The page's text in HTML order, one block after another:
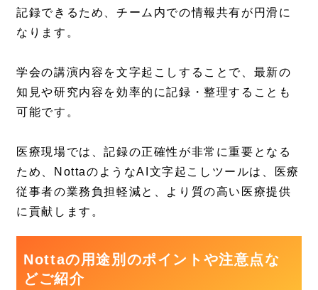
記録できるため、チーム内での情報共有が円滑に
なります。
学会の講演内容を文字起こしすることで、最新の
知見や研究内容を効率的に記録・整理することも
可能です。
医療現場では、記録の正確性が非常に重要となる
ため、NottaのようなAI文字起こしツールは、医療
従事者の業務負担軽減と、より質の高い医療提供
に貢献します。
Nottaの用途別のポイントや注意点な
どご紹介